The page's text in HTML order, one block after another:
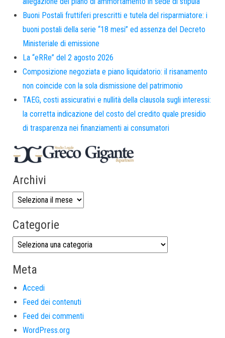
Buoni Postali fruttiferi prescritti e tutela del risparmiatore: i
buoni postali della serie “18 mesi” ed assenza del Decreto
Ministeriale di emissione
La “eRRe” del 2 agosto 2026
Composizione negoziata e piano liquidatorio: il risanamento
non coincide con la sola dismissione del patrimonio
TAEG, costi assicurativi e nullità della clausola sugli interessi:
la corretta indicazione del costo del credito quale presidio
di trasparenza nei finanziamenti ai consumatori
Archivi
Categorie
Meta
Accedi
Feed dei contenuti
Feed dei commenti
WordPress.org